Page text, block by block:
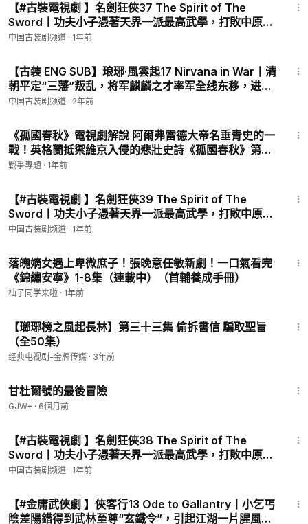
战到底”和洪旭的“弃岛计划”，同意了刘国轩提出议和则保全，再
战必覆灭的观点，年幼的延平王郑克塽在关键时刻果断决定，由
刘国轩负责与清廷议和。 八月十三日，施琅率精兵登陆鹿耳门，
行，施琅宣谕了康熙皇帝对台湾归顺清朝的圣诏。八月二十二日
施琅拜谒郑成功祠，焚香顶礼含泪祭告，神情怆然。
小龙 #少林 #中国电视剧 #古装剧 #chinesedrama
#costumedrama
《The Legend of the Condor Heroes丨射雕英雄传
（2003）》https://www.youtube.com/playlist?list=PLyQama-t
Fxz3BzDDtaku3pKn_Dg8X6337
《Return of the Condor Heroes丨神雕侠侣（2006）》
w9UoJnQiO91nd
《Beacon-Fire in Troubled Times丨乱世烽烟》https://www.y
outube.com/playlist?list=PLyQama-tFxz3RWB70Obd4Cjc27A
《武林猛虎丨Tiger Kung Fu of WuLin》https://www.youtube.
com/playlist?list=PLyQama-tFxz3M9PDblfDUAtLzgH5q8lV3
《剑行天下丨Sword Power》
《少林黄飞鸿丨Shaolin Huang Feihong》
e.com/playlist?list=PLyQama-tFxz2CIrOU5myteEbBmicU_DVu
ist?list=PLyQama-tFxz2EVI52TNXbu3xogT43S5j9
《少林肥侠丨Fat Man Of Shao Lin》https://www.youtube.co
m/playlist?list=PLyQama-tFxz20jWG3K0SmEgME9grpVJil
《柔情铁将军丨Gentle Iron General》
《江湖豪杰丨Heroes of Jianghu》 https://www.youtube.com/
【#古裝電視劇 】名劍狂俠37 The Spirit of The
Sword丨功夫小子憑著天界一派最高武學，打敗中原無
數高手！大俠為求劍道巔峰上門單挑，卻被一招斃命！
中国古装剧频道 · 1年前
【古装 ENG SUB】琅琊·風雲起17 Nirvana in War丨清
朝平定“三藩”叛乱，将军麒麟之才率军全线东移，进军
澎台，再战风云！
中国古装剧频道 · 2年前
《孤國春秋》電視劇解說 阿爾弗雷德大帝名垂青史的一
戰！英格蘭抵禦維京入侵的悲壯史詩《孤國春秋》第二
期
戰爭專題 · 1年前
【#古裝電視劇 】名劍狂俠39 The Spirit of The
Sword丨功夫小子憑著天界一派最高武學，打敗中原無
數高手！大俠為求劍道巔峰上門單挑，卻被一招斃命！
中国古装剧频道 · 1年前
落魄嫡女遇上卑微庶子！張晚意任敏新劇！一口氣看完
《錦繡安寧》1-8集（連載中）（首輔養成手冊）
柚子同学来啦 · 1年前
【瑯琊榜之風起長林】第三十三集 偷拆書信 騙取聖旨
（全50集）
经典电视剧-金牌传媒 · 3年前
甘杜爾號的最後冒險
GJW+ · 6個月前
【#古裝電視劇 】名劍狂俠38 The Spirit of The
Sword丨功夫小子憑著天界一派最高武學，打敗中原無
數高手！大俠為求劍道巔峰上門單挑，卻被一招斃命！
中国古装剧频道 · 1年前
【#金庸武俠劇 】俠客行13 Ode to Gallantry丨小乞丐
陰差陽錯得到武林至尊“玄鐵令”，引起江湖一片腥風血